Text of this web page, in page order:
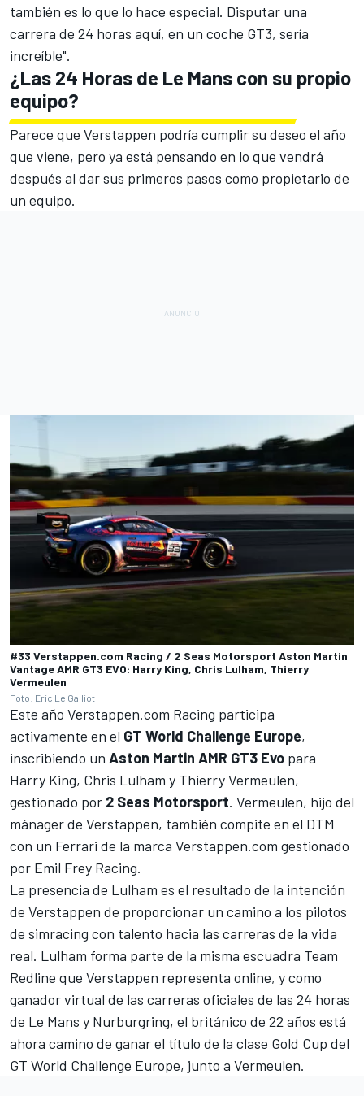
también es lo que lo hace especial. Disputar una
carrera de 24 horas aquí, en un coche GT3, sería
increíble".
¿Las 24 Horas de Le Mans con su propio
equipo?
Parece que Verstappen podría cumplir su deseo el año
que viene, pero ya está pensando en lo que vendrá
después al dar sus primeros pasos como propietario de
un equipo.
#33 Verstappen.com Racing / 2 Seas Motorsport Aston Martin
Vantage AMR GT3 EVO: Harry King, Chris Lulham, Thierry
Vermeulen
Foto: Eric Le Galliot
Este año Verstappen.com Racing participa
activamente en el GT World Challenge Europe,
inscribiendo un Aston Martin AMR GT3 Evo para
Harry King, Chris Lulham y Thierry Vermeulen,
gestionado por 2 Seas Motorsport. Vermeulen, hijo del
mánager de Verstappen, también compite en el DTM
con un Ferrari de la marca Verstappen.com gestionado
por Emil Frey Racing.
La presencia de Lulham es el resultado de la intención
de Verstappen de proporcionar un camino a los pilotos
de simracing con talento hacia las carreras de la vida
real. Lulham forma parte de la misma escuadra Team
Redline que Verstappen representa online, y como
ganador virtual de las carreras oficiales de las 24 horas
de Le Mans y Nurburgring, el británico de 22 años está
ahora camino de ganar el título de la clase Gold Cup del
GT World Challenge Europe, junto a Vermeulen.